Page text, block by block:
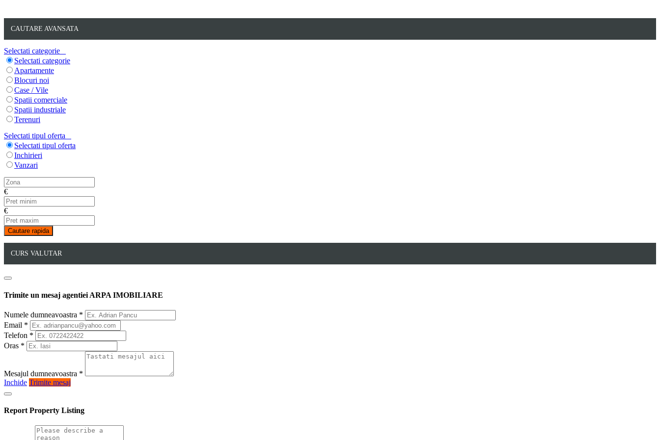
CAUTARE AVANSATA
Selectati categorie
Selectati categorie
Apartamente
Blocuri noi
Case / Vile
Spatii comerciale
Spatii industriale
Terenuri
Selectati tipul oferta
Selectati tipul oferta
Inchirieri
Vanzari
€
€
CURS VALUTAR
Trimite un mesaj agentiei ARPA IMOBILIARE
Numele dumneavoastra *
Email *
Telefon *
Oras *
Mesajul dumneavoastra *
Inchide Trimite mesaj
Report Property Listing